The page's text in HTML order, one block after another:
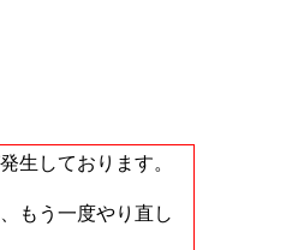
生しております。
もう一度やり直し